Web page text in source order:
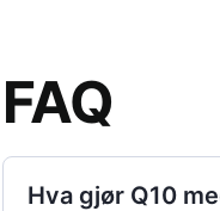
FAQ
Hva gjør Q10